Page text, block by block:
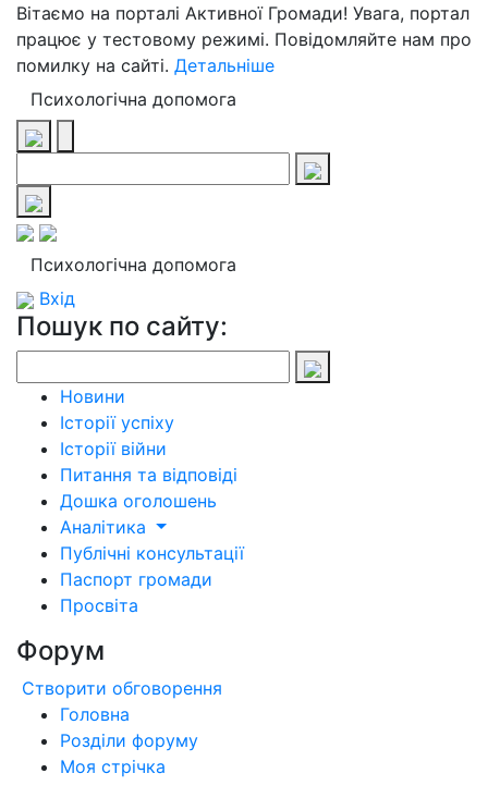
Вітаємо на порталі Активної Громади! Увага, портал
працює у тестовому режимі. Повідомляйте нам про
помилку на сайті. Детальніше
Психологічна допомога
Психологічна допомога
Вхід
Пошук по сайту:
Новини
Історії успіху
Історії війни
Питання та відповіді
Дошка оголошень
Аналітика
Публічні консультації
Паспорт громади
Просвіта
Форум
Створити обговорення
Головна
Розділи форуму
Моя стрічка